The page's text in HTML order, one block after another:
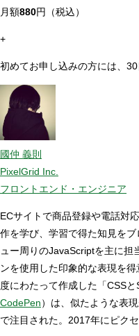
月額880円（税込）
+
初めてお申し込みの方には、
國仲 義則
PixelGrid Inc.
フロントエンド・エンジニア
ECサイトで商品登録や電話対
作を学び、学習で得た知見を
ュー周りのJavaScriptを主に担
ンを使用した印象的な表現を
度にわたって作成した「CSS
CodePen）は、似たような表
で注目された。2017年にピク